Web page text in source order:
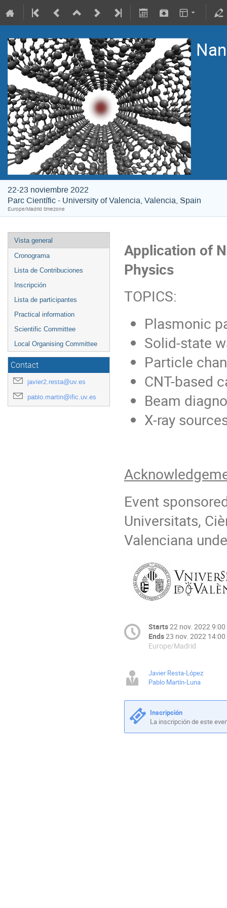
22-23 noviembre 2022
Parc Científic - University of Valencia, Valencia, Spain
Europe/Madrid timezone
Vista general
Cronograma
Lista de Contribuciones
Inscripción
Lista de participantes
Practical information
Scientific Committee
Local Organising Committee
Contact
javier2.resta@uv.es
pablo.martin@ific.uv.es
Application of
Physics
TOPICS:
Plasmonic
Solid-state
Particle
CNT-based
Beam
X-ray
Event
Universitats,
Valenciana
Starts22 nov. 2022 9:00
Ends23 nov. 2022 14:00
Europe/Madrid
Javier Resta-López
Pablo Martín-Luna
Inscripción
La inscripción de este